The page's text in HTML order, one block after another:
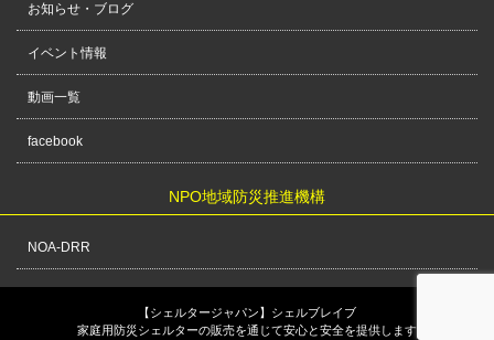
お知らせ・ブログ
イベント情報
動画一覧
facebook
NPO地域防災推進機構
NOA-DRR
【シェルタージャパン】シェルブレイブ
家庭用防災シェルターの販売を通じて安心と安全を提供します